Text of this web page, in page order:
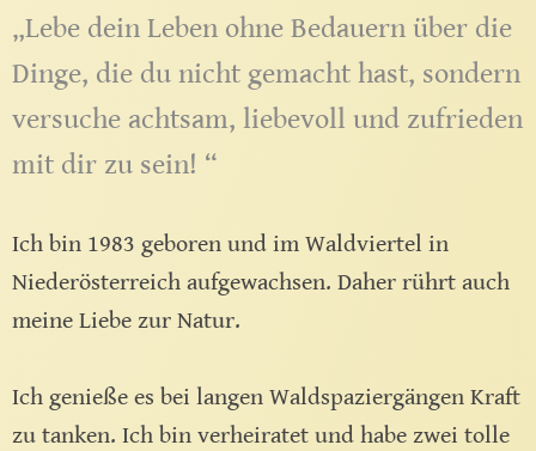
„Lebe dein Leben ohne Bedauern über die
Dinge, die du nicht gemacht hast, sondern
versuche achtsam, liebevoll und zufrieden
mit dir zu sein! “
Ich bin 1983 geboren und im Waldviertel in
Niederösterreich aufgewachsen. Daher rührt auch
meine Liebe zur Natur.
Ich genieße es bei langen Waldspaziergängen Kraft
zu tanken. Ich bin verheiratet und habe zwei tolle